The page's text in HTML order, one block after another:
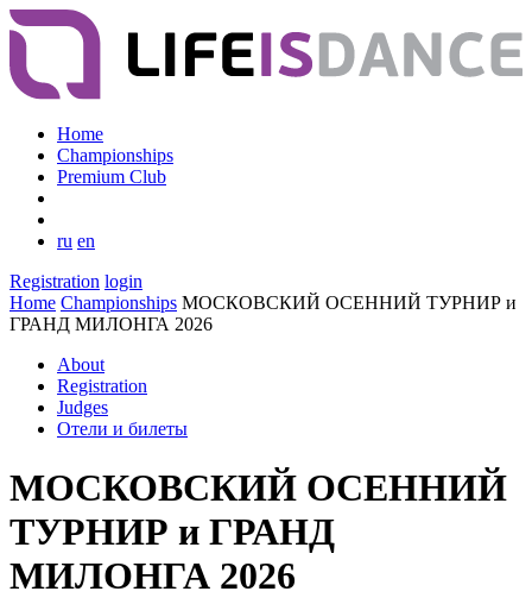
Home
Championships
Premium Club
ru en
Registration login
Home Championships МОСКОВСКИЙ ОСЕННИЙ ТУРНИР и
ГРАНД МИЛОНГА 2026
About
Registration
Judges
Отели и билеты
МОСКОВСКИЙ ОСЕННИЙ
ТУРНИР и ГРАНД
МИЛОНГА 2026